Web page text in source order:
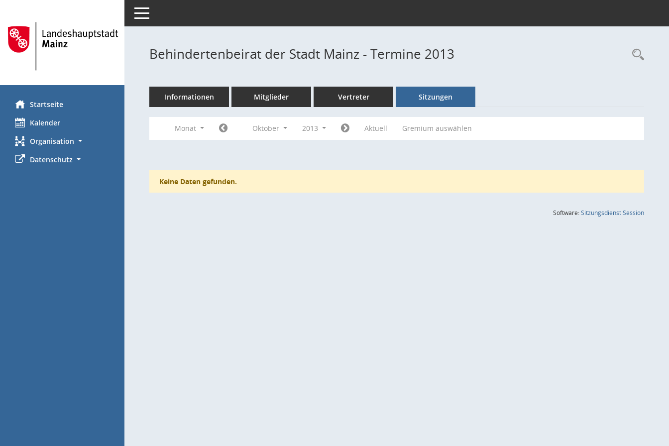
Startseite
Kalender
Organisation
Datenschutz
Toggle navigation
Behindertenbeirat der Stadt Mainz - Termine 2013
Informationen Mitglieder Vertreter Sitzungen
Monat Oktober 2013 Aktuell Gremium auswählen
Keine Daten gefunden.
Software:SitzungsdienstSession(Wird in